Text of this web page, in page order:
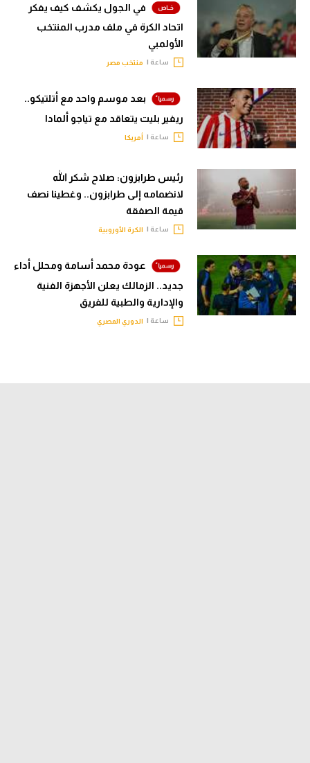
في الجول يكشف كيف يفكر
اتحاد الكرة في ملف مدرب المنتخب
الأولمبي
ساعة | منتخب مصر
بعد موسم واحد مع أتلتيكو..
ريفير بليت يتعاقد مع تياجو ألمادا
ساعة | أمريكا
رئيس طرابزون: صلاح شكر الله
لانضمامه إلى طرابزون.. وغطينا نصف
قيمة الصفقة
ساعة | الكرة الأوروبية
عودة محمد أسامة ومحلل أداء
جديد.. الزمالك يعلن الأجهزة الفنية
والإدارية والطبية للفريق
ساعة | الدوري المصري